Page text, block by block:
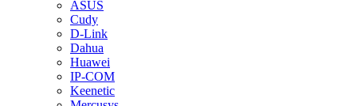
ASUS
Cudy
D-Link
Dahua
Huawei
IP-COM
Keenetic